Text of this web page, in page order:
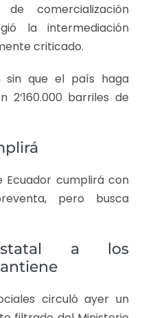
comercialización
la intermediación
criticado.
sin que el país haga
2’160.000 barriles de
Ecuador cumplirá con
pero busca
a los
circuló ayer un